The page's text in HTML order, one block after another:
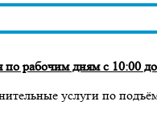
по рабочим дням с 10:00
услуги по